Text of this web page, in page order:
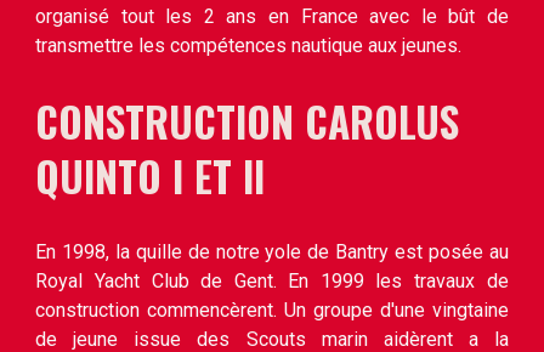
organisé tout les 2 ans en France avec le bût de
transmettre les compétences nautique aux jeunes.
CONSTRUCTION CAROLUS
QUINTO I ET II
En 1998, la quille de notre yole de Bantry est posée au
Royal Yacht Club de Gent. En 1999 les travaux de
construction commencèrent. Un groupe d'une vingtaine
de jeune issue des Scouts marin aidèrent a la